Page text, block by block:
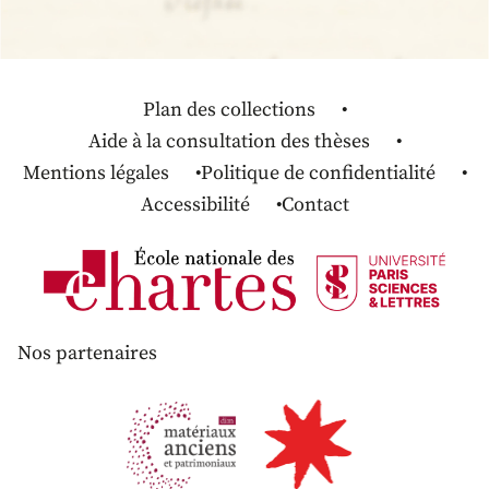
Plan des collections
Aide à la consultation des thèses
Mentions légales
Politique de confidentialité
Accessibilité
Contact
Nos partenaires